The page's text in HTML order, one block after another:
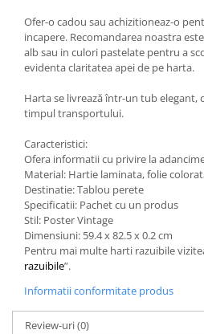
Ofer-o cadou sau achizitioneaz-o
incapere. Recomandarea noastra
alb sau in culori pastelate pentru a
evidenta claritatea apei de pe harta.
Harta se livrează într-un tub elegant,
timpul transportului.
Caracteristici:
Ofera informatii cu privire la
Material: Hartie laminata, folie
Destinatie: Tablou perete
Specificatii: Pachet cu un produs
Stil: Poster Vintage
Dimensiuni: 59.4 x 82.5 x 0.2 cm
Pentru mai multe harti razuibile
razuibile”.
Informatii conformitate produs
Review-uri(0)